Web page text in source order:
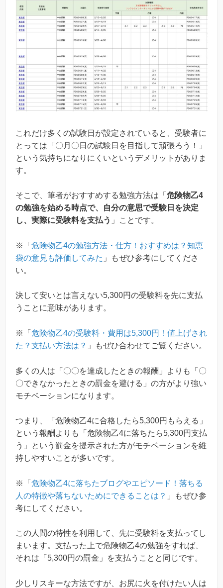
これだけ多くの試験日が設定されていると、受験者に
とっては「〇月〇日の試験日を目指して頑張ろう！」
という気持ちになりにくいというデメリットがありま
す。
そこで、筆者がおすすめする勉強方法は「 危険物乙4
の勉強を始める時点で、自分の意思で受験日を決定
し、実際に受験料を支払う 」ことです。
※「 危険物乙4の勉強方法・仕方！おすすめは？知恵
袋の意見も評価してみた 」もぜひ参考にしてくださ
い。
決して安いとは言えない5,300円の受験料を先に支払
うことに意味があります。
※「 危険物乙4の受験料・費用は5,300円！値上げされ
た？支払い方法は？ 」もぜひ合わせてご覧ください。
多くの人は「〇〇を達成したときの報酬」よりも「〇
〇できなかったときの罰金を避ける」の方がより強い
モチベーションになります。
つまり、「危険物乙4に合格したら5,300円もらえる」
という報酬よりも「危険物乙4に落ちたら5,300円支払
う」という罰金を提示された方がモチベーションを維
持しやすいことが多いです。
※「 危険物乙4に落ちたブログやエピソード！落ちる
人の特徴や落ちないためにできることは？ 」もぜひ参
考にしてください。
この人間の特性を利用して、先に受験料を支払ってし
まいます。支払った上で危険物乙4の勉強をすれば、
それは「5,300円の罰金」を支払うことと同じです。
少しリスキーな方法ですが、お尻に火を付けたい人は